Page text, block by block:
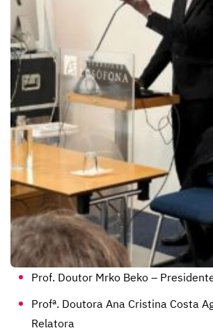
Prof. Doutor Mrko Beko –
Profª. Doutora Ana Cristina Costa
Relatora